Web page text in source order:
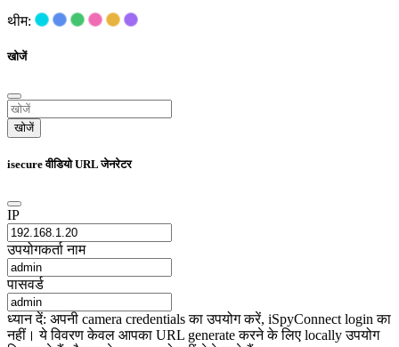
थीम:
खोजें
खोजें
isecure वीडियो URL जेनरेटर
IP
उपयोगकर्ता नाम
पासवर्ड
ध्यान दें: अपनी camera credentials का उपयोग करें, iSpyConnect login का
नहीं। ये विवरण केवल आपका URL generate करने के लिए locally उपयोग